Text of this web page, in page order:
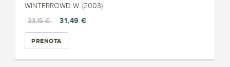
WINTERROWD W. (2003)
33,15 €
31,49 €
PRENOTA